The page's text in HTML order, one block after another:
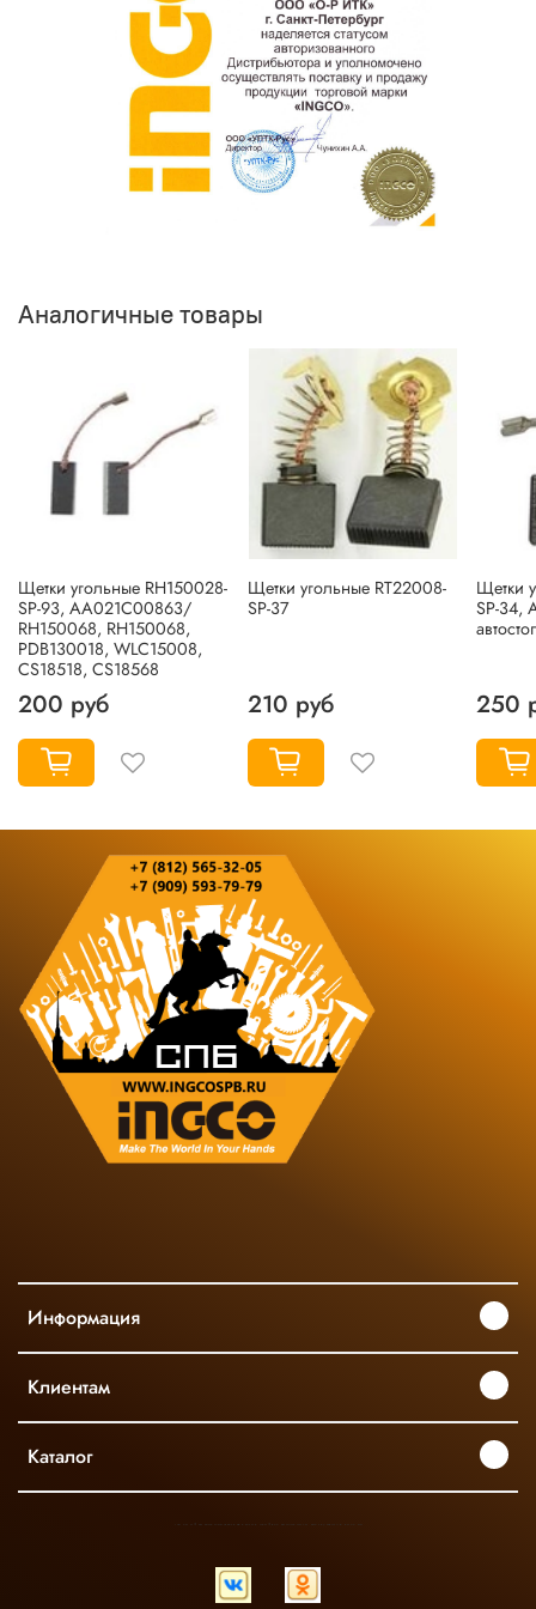
Аналогичные товары
Щетки угольные RH150028-
SP-93, AA021C00863/
RH150068, RH150068,
PDB130018, WLC15008,
CS18518, CS18568
200 руб
Щетки угольные RT22008-
SP-37
210 руб
Щетки
SP-34,
250
Информация
Клиентам
Каталог